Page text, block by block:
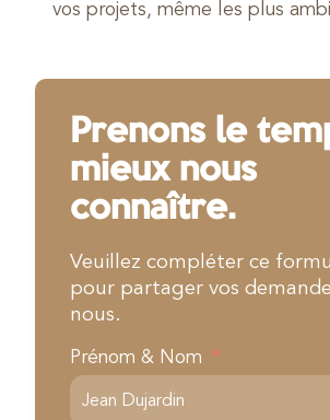
vos projets, même les plus
Prenons le
mieux nous
connaître.
Veuillez compléter ce
pour partager vos
nous.
Prénom & Nom